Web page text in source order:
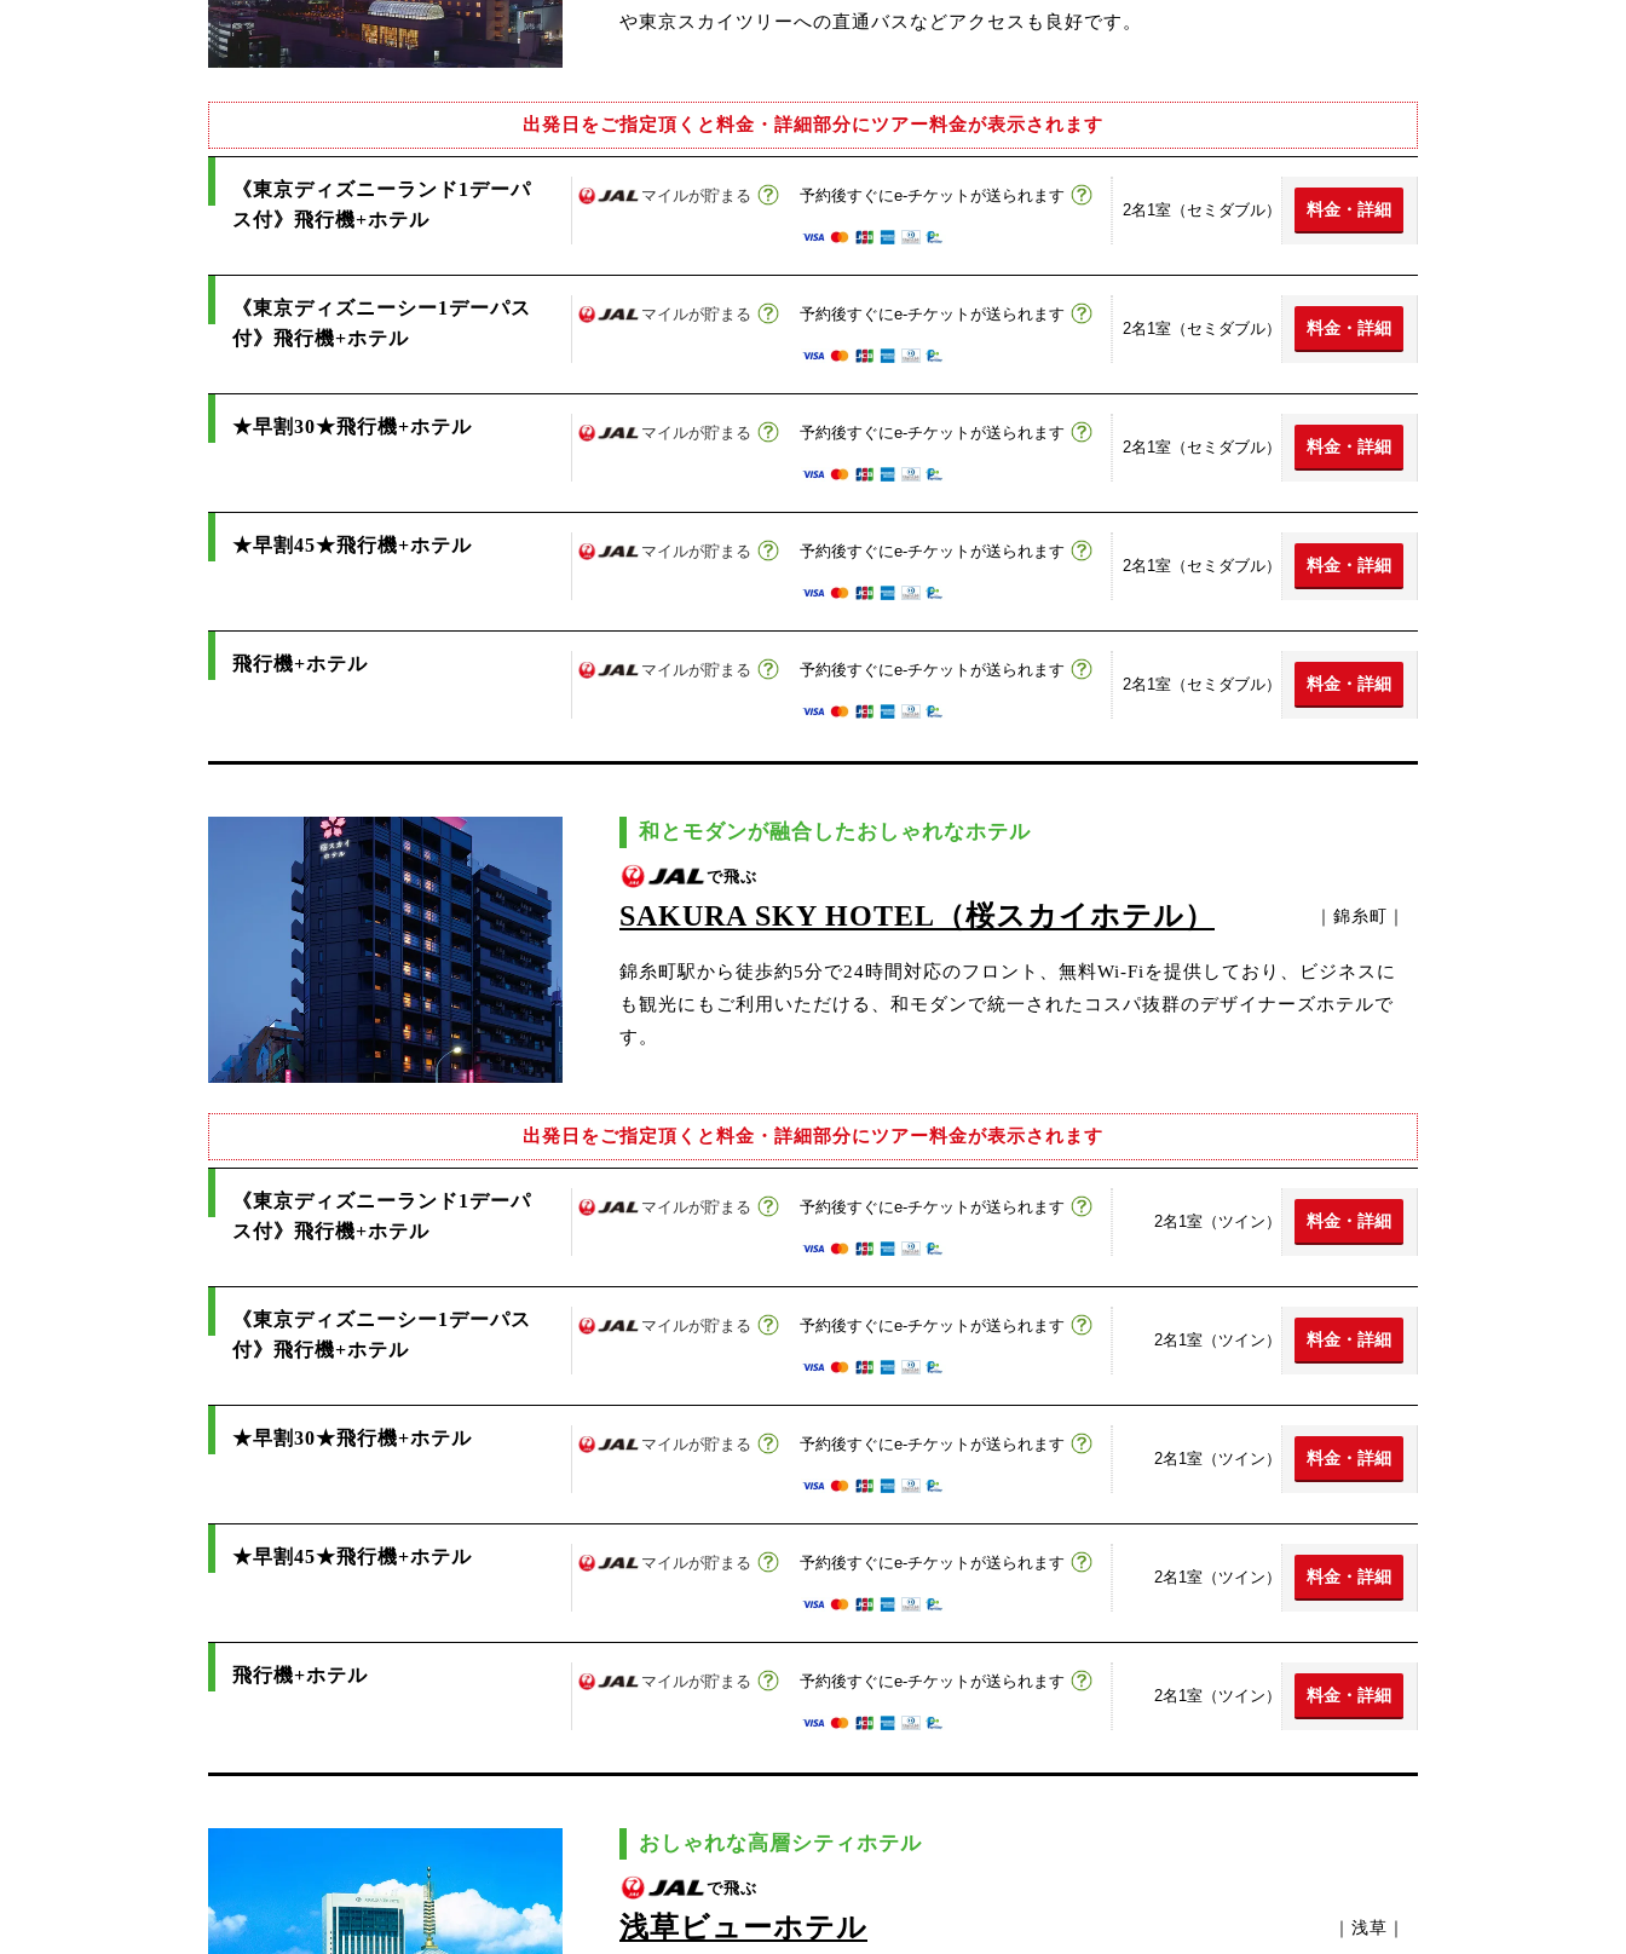
や東京スカイツリーへの直通バスなどアクセスも良好です。
出発日をご指定頂くと料金・詳細部分にツアー料金が表示されます
《東京ディズニーランド1デーパ
ス付》飛行機+ホテル
マイルが貯まる
予約後すぐにe-チケットが送られます
2名1室（セミダブル）
料金・詳細
《東京ディズニーシー1デーパス
付》飛行機+ホテル
マイルが貯まる
予約後すぐにe-チケットが送られます
2名1室（セミダブル）
料金・詳細
★早割30★飛行機+ホテル マイルが貯まる
予約後すぐにe-チケットが送られます
2名1室（セミダブル）
料金・詳細
★早割45★飛行機+ホテル マイルが貯まる
予約後すぐにe-チケットが送られます
2名1室（セミダブル）
料金・詳細
飛行機+ホテル マイルが貯まる
予約後すぐにe-チケットが送られます
2名1室（セミダブル）
料金・詳細
和とモダンが融合したおしゃれなホテル
で飛ぶ
SAKURA SKY HOTEL（桜スカイホテル） ｜錦糸町｜
錦糸町駅から徒歩約5分で24時間対応のフロント、無料Wi-Fiを提供しており、ビジネスに
も観光にもご利用いただける、和モダンで統一されたコスパ抜群のデザイナーズホテルで
す。
出発日をご指定頂くと料金・詳細部分にツアー料金が表示されます
《東京ディズニーランド1デーパ
ス付》飛行機+ホテル
マイルが貯まる
予約後すぐにe-チケットが送られます
2名1室（ツイン）
料金・詳細
《東京ディズニーシー1デーパス
付》飛行機+ホテル
マイルが貯まる
予約後すぐにe-チケットが送られます
2名1室（ツイン）
料金・詳細
★早割30★飛行機+ホテル マイルが貯まる
予約後すぐにe-チケットが送られます
2名1室（ツイン）
料金・詳細
★早割45★飛行機+ホテル マイルが貯まる
予約後すぐにe-チケットが送られます
2名1室（ツイン）
料金・詳細
飛行機+ホテル マイルが貯まる
予約後すぐにe-チケットが送られます
2名1室（ツイン）
料金・詳細
おしゃれな高層シティホテル
で飛ぶ
浅草ビューホテル ｜浅草｜